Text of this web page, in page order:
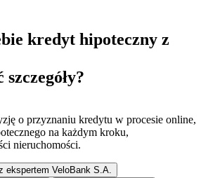
kredyt hipoteczny z
szczegóły?
o przyznaniu kredytu w procesie online,
na każdym kroku,
nieruchomości.
ekspertem VeloBank S.A.